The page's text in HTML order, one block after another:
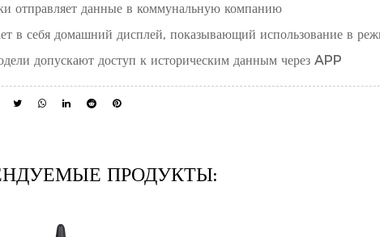
отправляет данные в коммунальную компанию
в себя домашний дисплей, показывающий использование в
допускают доступ к историческим данным через APP
ПРОДУКТЫ: